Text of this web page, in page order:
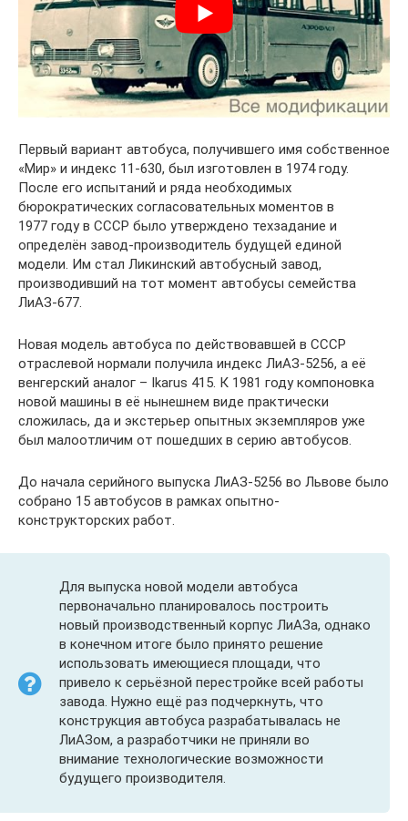
Первый вариант автобуса, получившего имя собственное
«Мир» и индекс 11-630, был изготовлен в 1974 году.
После его испытаний и ряда необходимых
бюрократических согласовательных моментов в
1977 году в СССР было утверждено техзадание и
определён завод-производитель будущей единой
модели. Им стал Ликинский автобусный завод,
производивший на тот момент автобусы семейства
ЛиАЗ-677.
Новая модель автобуса по действовавшей в СССР
отраслевой нормали получила индекс ЛиАЗ-5256, а её
венгерский аналог – Ikarus 415. К 1981 году компоновка
новой машины в её нынешнем виде практически
сложилась, да и экстерьер опытных экземпляров уже
был малоотличим от пошедших в серию автобусов.
До начала серийного выпуска ЛиАЗ-5256 во Львове было
собрано 15 автобусов в рамках опытно-
конструкторских работ.
Для выпуска новой модели автобуса
первоначально планировалось построить
новый производственный корпус ЛиАЗа, однако
в конечном итоге было принято решение
использовать имеющиеся площади, что
привело к серьёзной перестройке всей работы
завода. Нужно ещё раз подчеркнуть, что
конструкция автобуса разрабатывалась не
ЛиАЗом, а разработчики не приняли во
внимание технологические возможности
будущего производителя.